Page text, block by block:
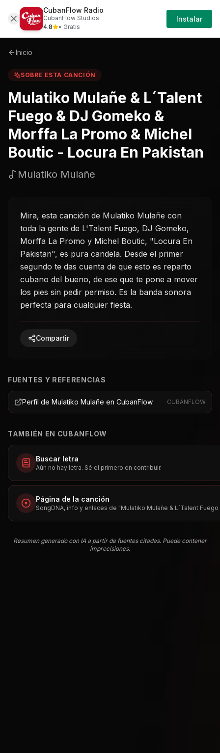
Sobre Mulatiko-mulane-ltalent-fuego-dj-
Iniciar
Sesión
Inicio
SOBRE ESTA CANCIÓN
Mulatiko Mulañe & L´Talent
Fuego & DJ Gomeko &
Morffa La Promo & Michel
Boutic - Locura En Pakistan
Mulatiko Mulañe
Mira, esta canción de Mulatiko Mulañe con
toda la gente de L'Talent Fuego, DJ Gomeko,
Morffa La Promo y Michel Boutic, "Locura En
Pakistan", es pura candela. Desde el primer
segundo te das cuenta de que esto es reparto
cubano del bueno, de ese que te pone a mover
los pies sin pedir permiso. Es la banda sonora
perfecta para cualquier fiesta.
Compartir
FUENTES Y REFERENCIAS
Perfil de Mulatiko Mulañe en CubanFlow CUBANFLOW
TAMBIÉN EN CUBANFLOW
Buscar letra
Aún no hay letra. Sé el primero en contribuir.
Página de la canción
SongDNA, info y enlaces de "Mulatiko Mulañe & L´Talent
Resumen generado con IA a partir de fuentes citadas. Puede contener
imprecisiones.
CubanFlow Radio
CubanFlow Studios
4.8
• Gratis
Instalar